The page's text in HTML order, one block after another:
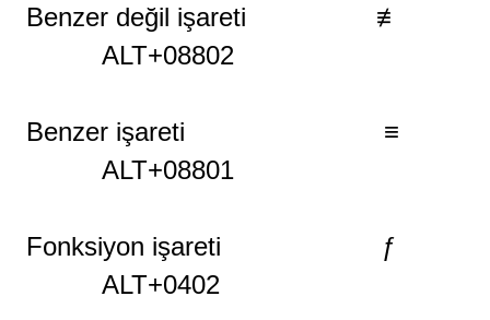
Benzer değil işareti ≢
ALT+08802
Benzer işareti ≡
ALT+08801
Fonksiyon işareti
ƒ
ALT+0402